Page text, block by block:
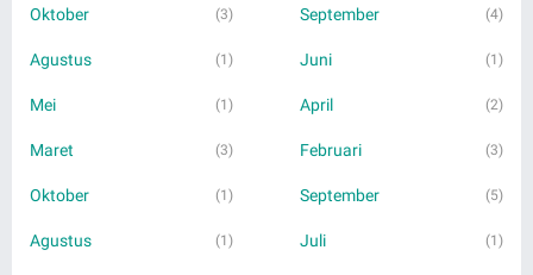
Oktober (3) September (4)
Agustus (1) Juni (1)
Mei (1) April (2)
Maret (3) Februari (3)
Oktober (1) September (5)
Agustus (1) Juli (1)